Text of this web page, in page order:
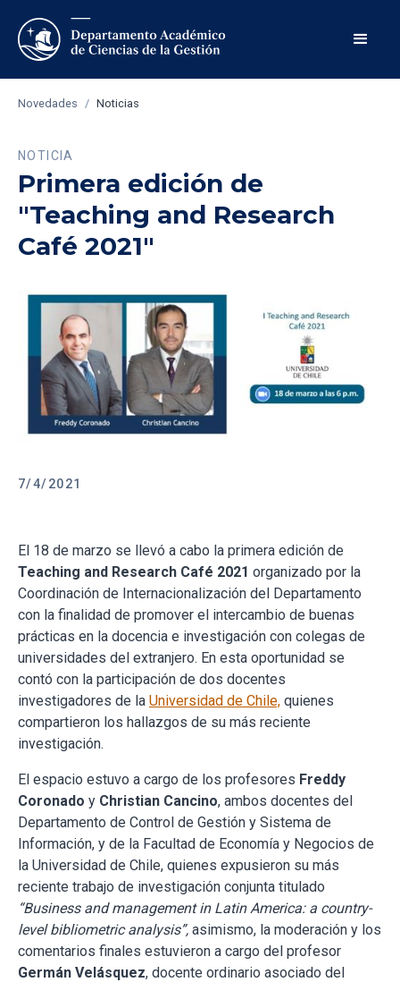
Novedades / Noticias
NOTICIA
Primera edición de
"Teaching and Research
Café 2021"
7/4/2021
El 18 de marzo se llevó a cabo la primera edición de
Teaching and Research Café 2021 organizado por la
Coordinación de Internacionalización del Departamento
con la finalidad de promover el intercambio de buenas
prácticas en la docencia e investigación con colegas de
universidades del extranjero. En esta oportunidad se
contó con la participación de dos docentes
investigadores de la Universidad de Chile, quienes
compartieron los hallazgos de su más reciente
investigación.
El espacio estuvo a cargo de los profesores Freddy
Coronado y Christian Cancino, ambos docentes del
Departamento de Control de Gestión y Sistema de
Información, y de la Facultad de Economía y Negocios de
la Universidad de Chile, quienes expusieron su más
reciente trabajo de investigación conjunta titulado
“Business and management in Latin America: a country-
level bibliometric analysis”, asimismo, la moderación y los
comentarios finales estuvieron a cargo del profesor
Germán Velásquez, docente ordinario asociado del